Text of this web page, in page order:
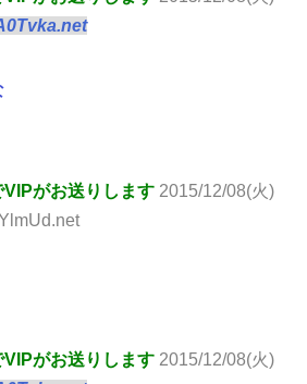
がお送りします 2015/12/08(火)
がお送りします 2015/12/08(火)